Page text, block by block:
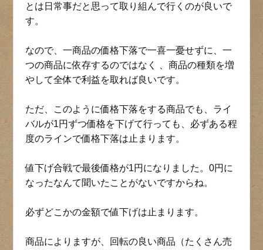
とは日常事だと思って取り組んで行くのが良いで
す。
なので、一商品の価格下落で一喜一憂せずに、一
つの商品に依存するのではなく 、商品の種類を増
やして全体で利益を取れば良いです。
ただ、このように価格下落をする商品でも、ライ
バルが1円ずつ価格を下げて行っても、必ずある程
度のラインで価格下落は止まります。
値下げ合戦で最後価格が1円になりました。0円に
なったなんて聞いたことがないですからね。
必ずどこかの金額で値下げは止まります。
商品によりますが、回転の良い商品（たくさん売